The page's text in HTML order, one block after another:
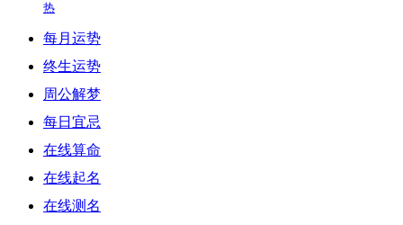
热
每月运势
终生运势
周公解梦
每日宜忌
在线算命
在线起名
在线测名